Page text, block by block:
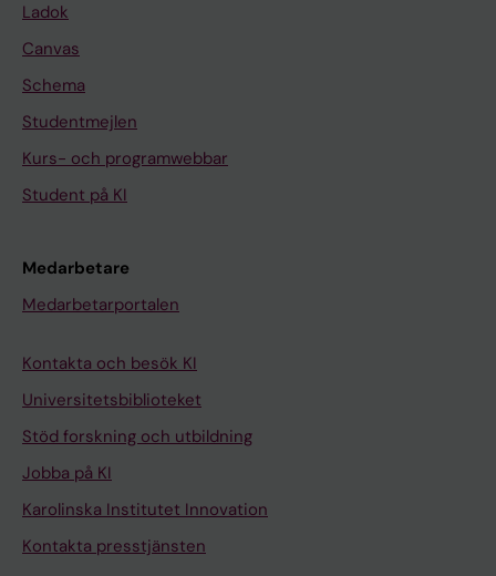
Ladok
Canvas
Schema
Studentmejlen
Kurs- och programwebbar
Student på KI
Medarbetare
Medarbetarportalen
Kontakta och besök KI
Universitetsbiblioteket
Stöd forskning och utbildning
Jobba på KI
Karolinska Institutet Innovation
Kontakta presstjänsten